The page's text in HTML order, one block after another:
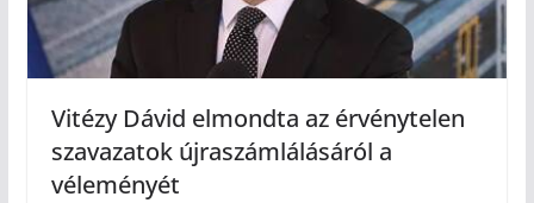
Vitézy Dávid elmondta az érvénytelen
szavazatok újraszámlálásáról a
véleményét